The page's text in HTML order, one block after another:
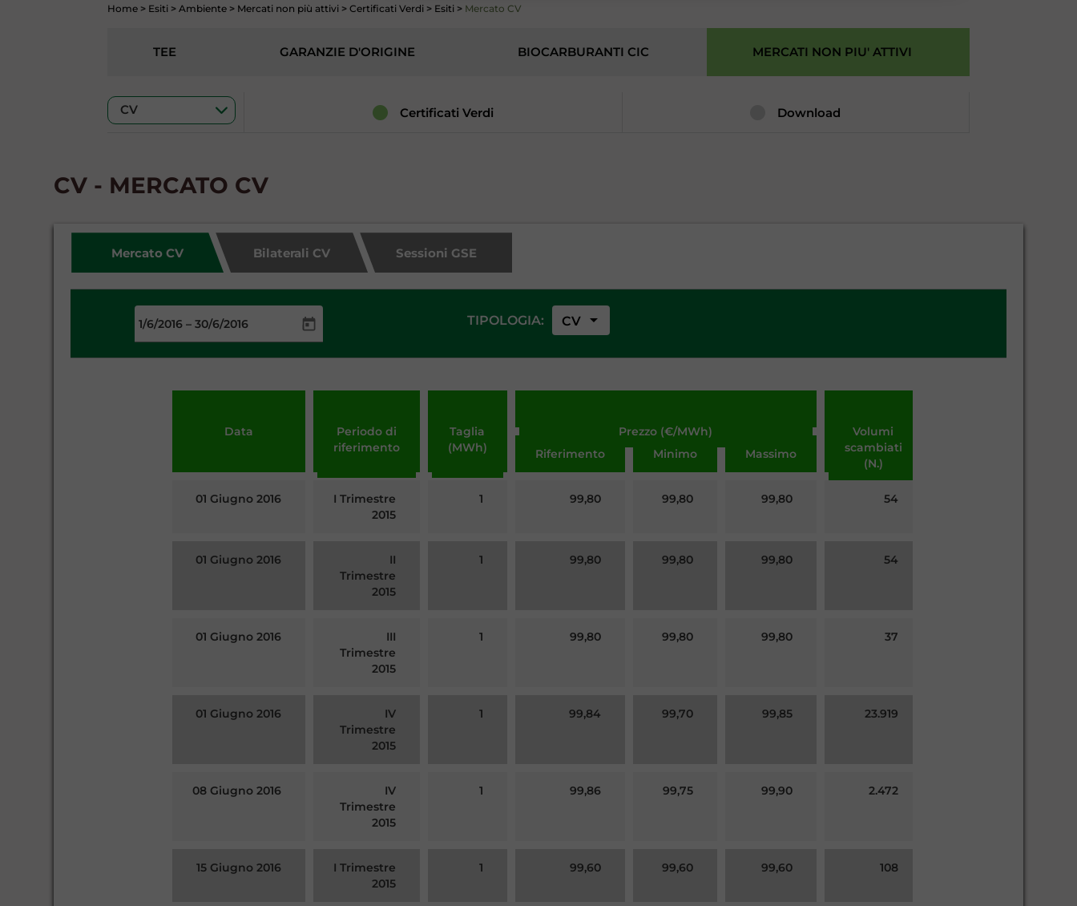
Home > Esiti > Ambiente > Mercati non più attivi > Certificati Verdi > Esiti > Mercato CV
TEE GARANZIE D'ORIGINE BIOCARBURANTI CIC MERCATI NON PIU' ATTIVI
Certificati Verdi Download
CV - MERCATO CV
Mercato CV Bilaterali CV Sessioni GSE
– TIPOLOGIA: CV arrow_drop_down
Data
Periodo di
riferimento
Taglia
(MWh)
Prezzo (€/MWh)
Volumi
scambiati
(N.)
Riferimento Minimo Massimo
01 Giugno 2016
I Trimestre
2015
1 99,80 99,80 99,80 54
01 Giugno 2016
II
Trimestre
2015
1 99,80 99,80 99,80 54
01 Giugno 2016
III
Trimestre
2015
1 99,80 99,80 99,80 37
01 Giugno 2016
IV
Trimestre
2015
1 99,84 99,70 99,85 23.919
08 Giugno 2016
IV
Trimestre
2015
1 99,86 99,75 99,90 2.472
15 Giugno 2016
I Trimestre
2015
1 99,60 99,60 99,60 108